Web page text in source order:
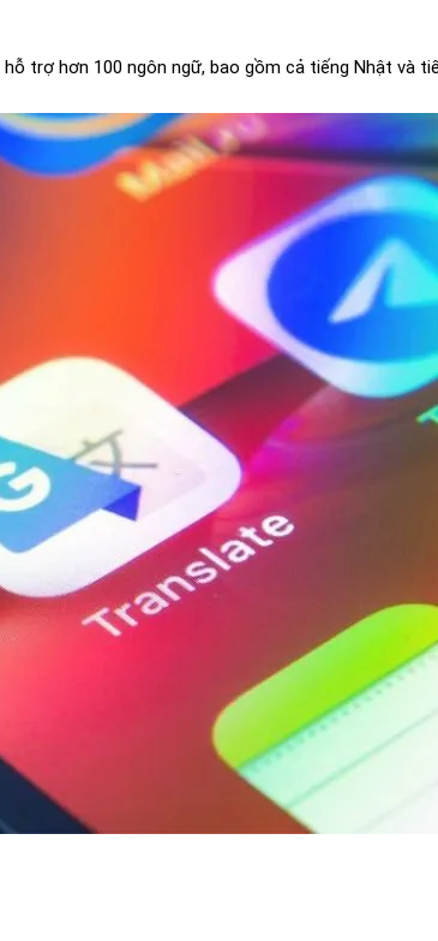
trợ hơn 100 ngôn ngữ, bao gồm cả tiếng Nhật và